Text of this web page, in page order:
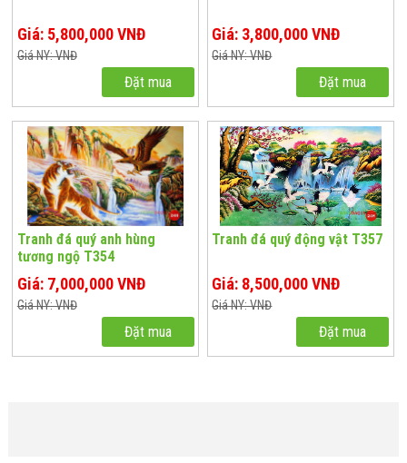
Giá: 5,800,000 VNĐ
Giá NY: VNĐ
Đặt mua
Giá: 3,800,000 VNĐ
Giá NY: VNĐ
Đặt mua
Tranh đá quý anh hùng
tương ngộ T354
Giá: 7,000,000 VNĐ
Giá NY: VNĐ
Đặt mua
Tranh đá quý động vật T357
Giá: 8,500,000 VNĐ
Giá NY: VNĐ
Đặt mua